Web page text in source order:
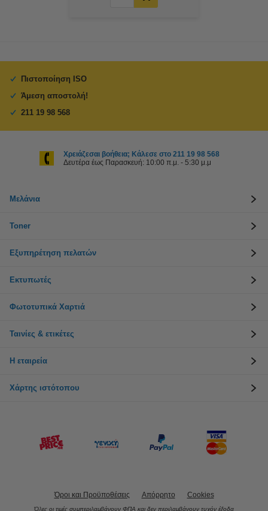
Πιστοποίηση ISO
Άμεση αποστολή!
211 19 98 568
Χρειάζεσαι βοήθεια; Κάλεσε στο 211 19 98 568
Δευτέρα έως Παρασκευή: 10:00 π.μ. - 5:30 μ.μ
Μελάνια
Toner
Εξυπηρέτηση πελατών
Εκτυπωτές
Φωτοτυπικά Χαρτιά
Ταινίες & ετικέτες
Η εταιρεία
Χάρτης ιστότοπου
Όροι και Προϋποθέσεις Απόρρητο Cookies
Όλες οι τιμές συμπεριλαμβάνουν ΦΠΑ και δεν περιλαμβάνουν τυχόν έξοδα